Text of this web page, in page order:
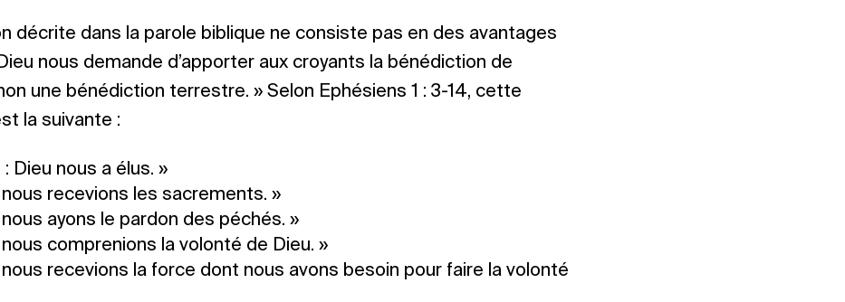
décrite dans la parole biblique ne consiste pas en des avantages
nous demande d’apporter aux croyants la bénédiction de
une bénédiction terrestre. » Selon Ephésiens 1 : 3-14, cette
la suivante :
: Dieu nous a élus. »
recevions les sacrements. »
ayons le pardon des péchés. »
comprenions la volonté de Dieu. »
recevions la force dont nous avons besoin pour faire la volonté